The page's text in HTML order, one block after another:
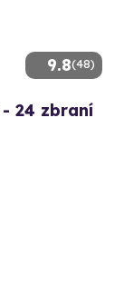
9.8(48)
24 zbraní